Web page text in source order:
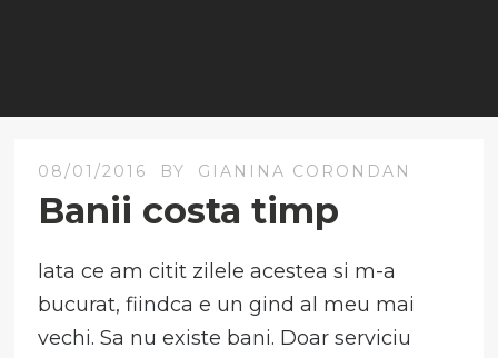
08/01/2016 BY GIANINA CORONDAN
Banii costa timp
Iata ce am citit zilele acestea si m-a
bucurat, fiindca e un gind al meu mai
vechi. Sa nu existe bani. Doar serviciu